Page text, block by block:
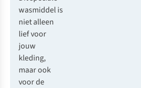
wasmiddel is
niet alleen
lief voor
jouw
kleding,
maar ook
voor de